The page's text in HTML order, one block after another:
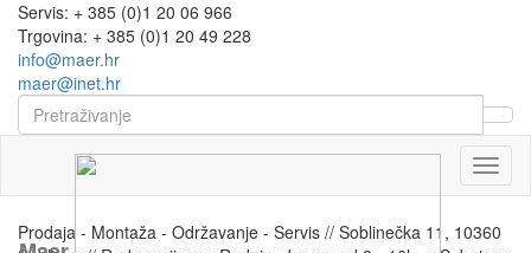
Servis: + 385 (0)1 20 06 966
Trgovina: + 385 (0)1 20 49 228
info@maer.hr
maer@inet.hr
Prodaja - Montaža - Održavanje - Servis // Soblinečka 11, 10360